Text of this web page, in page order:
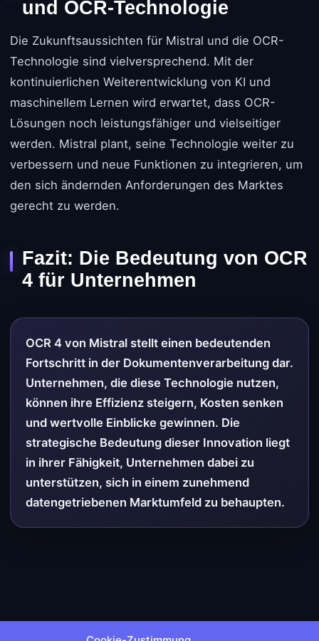
und OCR-Technologie
Die Zukunftsaussichten für Mistral und die OCR-
Technologie sind vielversprechend. Mit der
kontinuierlichen Weiterentwicklung von KI und
maschinellem Lernen wird erwartet, dass OCR-
Lösungen noch leistungsfähiger und vielseitiger
werden. Mistral plant, seine Technologie weiter zu
verbessern und neue Funktionen zu integrieren, um
den sich ändernden Anforderungen des Marktes
gerecht zu werden.
Fazit: Die Bedeutung von OCR
4 für Unternehmen
OCR 4 von Mistral stellt einen bedeutenden
Fortschritt in der Dokumentenverarbeitung dar.
Unternehmen, die diese Technologie nutzen,
können ihre Effizienz steigern, Kosten senken
und wertvolle Einblicke gewinnen. Die
strategische Bedeutung dieser Innovation liegt
in ihrer Fähigkeit, Unternehmen dabei zu
unterstützen, sich in einem zunehmend
datengetriebenen Marktumfeld zu behaupten.